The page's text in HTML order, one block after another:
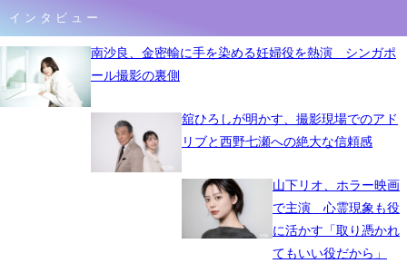
インタビュー
南沙良、金密輸に手を染める妊婦役を熱演 シンガポ
ール撮影の裏側
舘ひろしが明かす、撮影現場でのアド
リブと西野七瀬への絶大な信頼感
山下リオ、ホラー映画
で主演 心霊現象も役
に活かす「取り憑かれ
てもいい役だから」